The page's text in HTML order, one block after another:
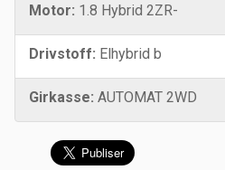
Motor: 1.8 Hybrid 2ZR-
Drivstoff: Elhybrid b
Girkasse: AUTOMAT 2WD